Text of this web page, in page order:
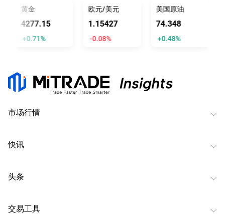
黄金
4277.15
+0.71%
欧元/美元
1.15427
-0.08%
美国原油
74.348
+0.48%
市场行情
快讯
头条
交易工具